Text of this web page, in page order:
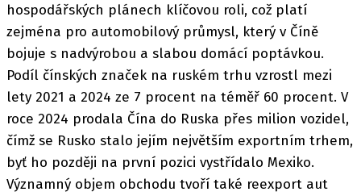
hospodářských plánech klíčovou roli, což platí
zejména pro automobilový průmysl, který v Číně
bojuje s nadvýrobou a slabou domácí poptávkou.
Podíl čínských značek na ruském trhu vzrostl mezi
lety 2021 a 2024 ze 7 procent na téměř 60 procent. V
roce 2024 prodala Čína do Ruska přes milion vozidel,
čímž se Rusko stalo jejím největším exportním trhem,
byť ho později na první pozici vystřídalo Mexiko.
Významný objem obchodu tvoří také reexport aut